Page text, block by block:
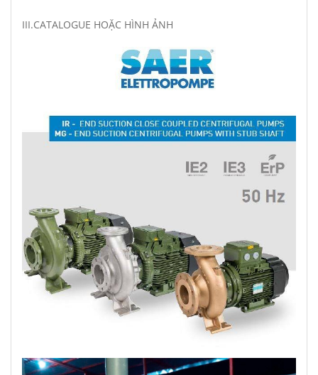
III.CATALOGUE HOẶC HÌNH ẢNH